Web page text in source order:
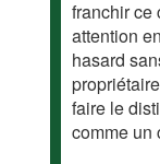
franchir ce
attention
hasard
faire le
comme un